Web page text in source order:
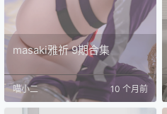
masaki雅祈 9期合集
喵小二 10 个月前